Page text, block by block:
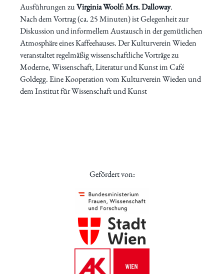
Ausführungen zuVirginia Woolf: Mrs. Dalloway.
Nach dem Vortrag (ca. 25 Minuten) ist Gelegenheit zur
Diskussion und informellem Austausch in der gemütlichen
Atmosphäre eines Kaffeehauses. Der Kulturverein Wieden
veranstaltet regelmäßig wissenschaftliche Vorträge zu
Moderne, Wissenschaft, Literatur und Kunst im Café
Goldegg. Eine Kooperation vom Kulturverein Wieden und
dem Institut für Wissenschaft und Kunst
Gefördert von: